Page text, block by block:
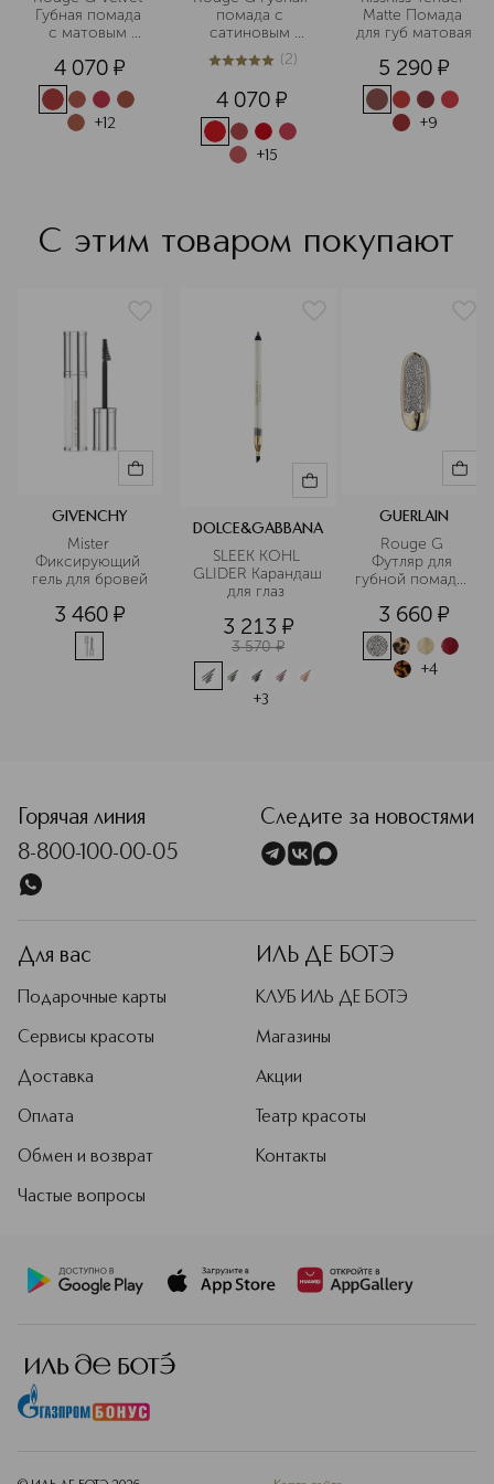
Губная помада
с матовым
(сменный блок)
4 070 ¤
+12
помада с
сатиновым
финишем
(сменный блок)
5из 52 (2)
4 070 ¤
+15
Matte Помада
для губ матовая
5 290 ¤
+9
С этим товаром покупают
GIVENCHY
Mister
Фиксирующий
гель для бровей
3 460 ¤
DOLCE&GABBANA
SLEEK KOHL
GLIDER Карандаш
3 213 ¤
3 570 ¤
+3
GUERLAIN
Rouge G
Футляр для
губной помады.
дополнить
губной
помадой
(сменным
3 660 ¤
+4
Горячая линия
8-800-100-00-05
Следите за новостями
Для вас
Подарочные карты
Сервисы красоты
Доставка
Оплата
Обмен и возврат
Частые вопросы
ИЛЬ ДЕ БОТЭ
КЛУБ ИЛЬ ДЕ БОТЭ
Магазины
Акции
Театр красоты
Контакты